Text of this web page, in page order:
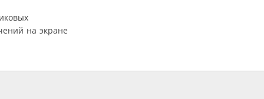
на экране